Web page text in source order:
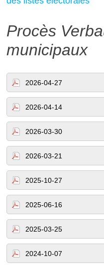
Procès
municipaux
2026-04-27
2026-04-14
2026-03-30
2026-03-21
2025-10-27
2025-06-16
2025-03-25
2024-10-07